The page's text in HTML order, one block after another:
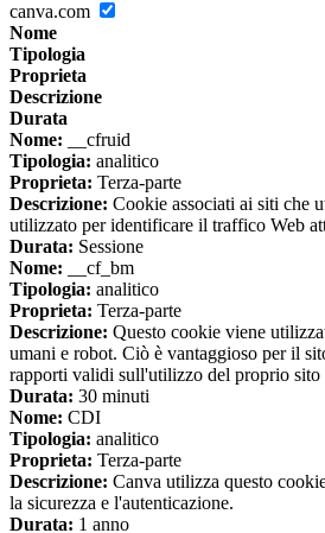
canva.com
Nome
Tipologia
Proprieta
Descrizione
Durata
Nome: __cfruid
Tipologia: analitico
Proprieta: Terza-parte
Descrizione: Cookie associati ai siti che
utilizzato per identificare il traffico Web
Durata: Sessione
Nome: __cf_bm
Tipologia: analitico
Proprieta: Terza-parte
Descrizione: Questo cookie viene
umani e robot. Ciò è vantaggioso per il
rapporti validi sull'utilizzo del proprio sito
Durata: 30 minuti
Nome: CDI
Tipologia: analitico
Proprieta: Terza-parte
Descrizione: Canva utilizza questo
la sicurezza e l'autenticazione.
Durata: 1 anno